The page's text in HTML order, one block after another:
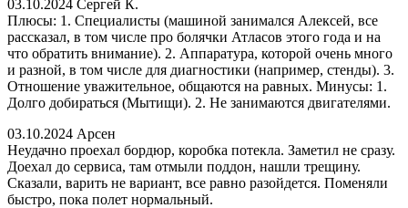
03.10.2024 Сергей К.
Плюсы: 1. Специалисты (машиной занимался Алексей, все
рассказал, в том числе про болячки Атласов этого года и на
что обратить внимание). 2. Аппаратура, которой очень много
и разной, в том числе для диагностики (например, стенды). 3.
Отношение уважительное, общаются на равных. Минусы: 1.
Долго добираться (Мытищи). 2. Не занимаются двигателями.
03.10.2024 Арсен
Неудачно проехал бордюр, коробка потекла. Заметил не сразу.
Доехал до сервиса, там отмыли поддон, нашли трещину.
Сказали, варить не вариант, все равно разойдется. Поменяли
быстро, пока полет нормальный.